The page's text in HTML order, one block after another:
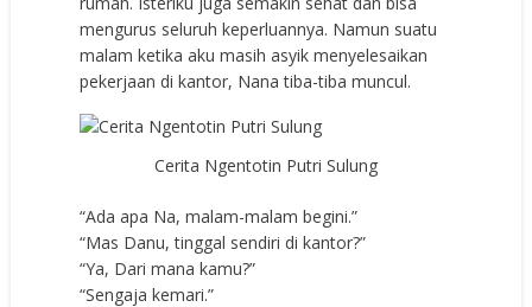
mengurus seluruh keperluannya. Namun suatu
malam ketika aku masih asyik menyelesaikan
pekerjaan di kantor, Nana tiba-tiba muncul.
Cerita Ngentotin Putri Sulung
“Ada apa Na, malam-malam begini.”
“Mas Danu, tinggal sendiri di kantor?”
“Ya, Dari mana kamu?”
“Sengaja kemari.”